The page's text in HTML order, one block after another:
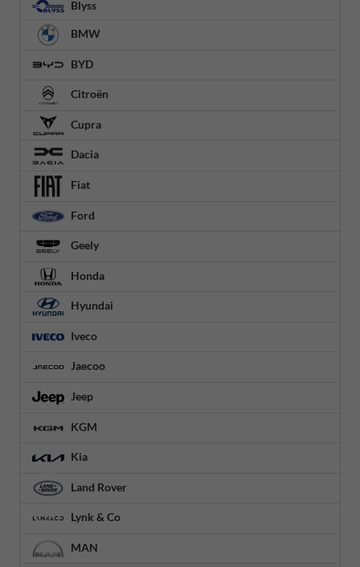
Blyss
BMW
BYD
Citroën
Cupra
Dacia
Fiat
Ford
Geely
Honda
Hyundai
Iveco
Jaecoo
Jeep
KGM
Kia
Land Rover
Lynk & Co
MAN